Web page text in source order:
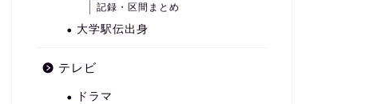
記録・区間まとめ
大学駅伝出身
テレビ
ドラマ